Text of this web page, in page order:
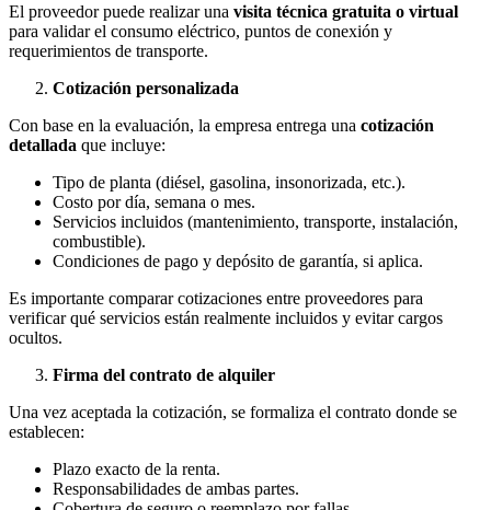
El proveedor puede realizar una visita técnica gratuita o virtual
para validar el consumo eléctrico, puntos de conexión y
requerimientos de transporte.
Cotización personalizada
Con base en la evaluación, la empresa entrega una cotización
detallada que incluye:
Tipo de planta (diésel, gasolina, insonorizada, etc.).
Costo por día, semana o mes.
Servicios incluidos (mantenimiento, transporte, instalación,
combustible).
Condiciones de pago y depósito de garantía, si aplica.
Es importante comparar cotizaciones entre proveedores para
verificar qué servicios están realmente incluidos y evitar cargos
ocultos.
Firma del contrato de alquiler
Una vez aceptada la cotización, se formaliza el contrato donde se
establecen:
Plazo exacto de la renta.
Responsabilidades de ambas partes.